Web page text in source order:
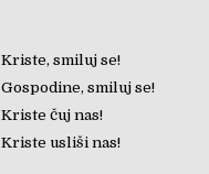
Kriste, smiluj se!
Gospodine, smiluj se!
Kriste čuj nas!
Kriste usliši nas!